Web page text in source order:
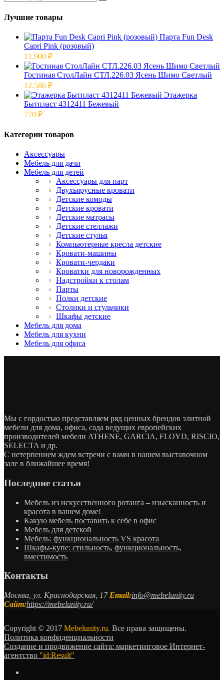
Лучшие товары
Парта Fun Desk
Capri Pink (розовый)
11.900 ₽
Гостиная СтолЛайн СТЛ.226.03 Ясень Шимо Светлый
12.586 ₽
Этажерка
Бытпласт 4312411 Бежевый
770 ₽
Категории товаров
Аксессуары
Мебель для дачи
Мебель для детей
Аксессуары для парт
Двухъярусные кровати
Детские комоды
Детские кровати
Детские матрасы
Детские стеллажи
Детские стулья
Компьютерные кресла детские
Кровати-машины
Кровати-чердаки
Кроватки для новорожденных
Надстройки к столам
Парты
Полки детские
Столики и стульчики
Шкафы детские
Мебель для дома
Мебель для кухни
Мебель для офиса
Мы с гордостью представляем ряд ценных брендов элитной
мебели для дома, офиса, сада ведущих европейских
производителей мебели ATHENE, GARCIA, FLOYD, RISCIO,
SELECTA и др.
С нетерпением ждем встречи с вами в нашем выставочном
зале в ближайшее время!
Последние статьи
Мебель из искусственного ротанга – изысканность и
красота в вашем доме!
Какую мебель поставить к себе в офис
Мебель для детской
Мебель: функциональность VS красота
Шкафы-купе: стильность, функциональность,
вместимость
Контакты
Москва, ул. Краснодарская, 17 Email:info@mebelunity.ru
Сайт:https://mebelunity.ru/
Copyright © 2017 Mebelunity.ru. Все права защищены.
Политика конфиденциальности
Создание и продвижение сайта: маркетинговое Интернет-
агентство "id:Result"